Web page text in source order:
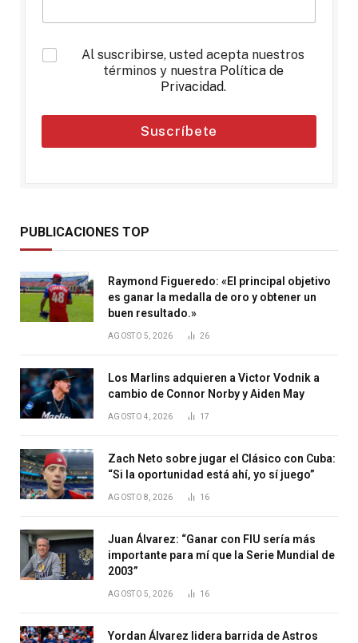
*
Al suscribirse, usted acepta nuestros
términos y nuestra Política de
Privacidad.
Suscríbete
PUBLICACIONES TOP
Raymond Figueredo: «El principal objetivo
es ganar la medalla de oro y obtener un
buen resultado.»
AGOSTO 5, 2026 26
Los Marlins adquieren a Victor Vodnik a
cambio de Connor Norby y Aiden May
AGOSTO 4, 2026 17
Zach Neto sobre jugar el Clásico con Cuba:
“Si la oportunidad está ahí, yo sí juego”
AGOSTO 8, 2026 16
Juan Álvarez: “Ganar con FIU sería más
importante para mí que la Serie Mundial de
2003”
AGOSTO 5, 2026 16
Yordan Álvarez lidera barrida de Astros